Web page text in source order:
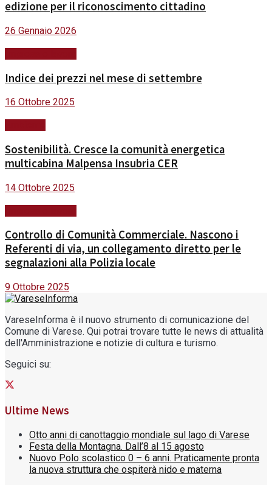
edizione per il riconoscimento cittadino
26 Gennaio 2026
Indice dei prezzi nel mese di settembre
16 Ottobre 2025
Sostenibilità. Cresce la comunità energetica
multicabina Malpensa Insubria CER
14 Ottobre 2025
Controllo di Comunità Commerciale. Nascono i
Referenti di via, un collegamento diretto per le
segnalazioni alla Polizia locale
9 Ottobre 2025
VareseInforma è il nuovo strumento di comunicazione del
Comune di Varese. Qui potrai trovare tutte le news di attualità
dell'Amministrazione e notizie di cultura e turismo.
Seguici su:
Ultime News
Otto anni di canottaggio mondiale sul lago di Varese
Festa della Montagna. Dall’8 al 15 agosto
Nuovo Polo scolastico 0 – 6 anni. Praticamente pronta
la nuova struttura che ospiterà nido e materna